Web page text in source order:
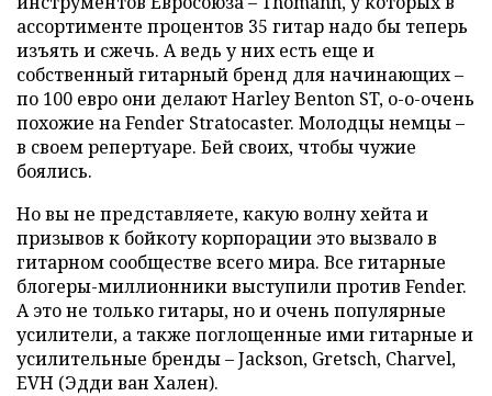
ассортименте процентов 35 гитар надо бы теперь
изъять и сжечь. А ведь у них есть еще и
собcтвенный гитарный бренд для начинающих –
по 100 евро они делают Harley Benton ST, о-о-очень
похожие на Fender Stratocaster. Молодцы немцы –
в своем репертуаре. Бей своих, чтобы чужие
боялись.
Но вы не представляете, какую волну хейта и
призывов к бойкоту корпорации это вызвало в
гитарном сообществе всего мира. Все гитарные
блогеры-миллионники выступили против Fender.
А это не только гитары, но и очень популярные
усилители, а также поглощенные ими гитарные и
усилительные бренды – Jackson, Gretsch, Charvel,
EVH (Эдди ван Хален).